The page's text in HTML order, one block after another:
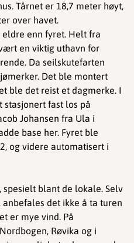
Tårnet er 18,7 meter høyt,
over havet.
eldre enn fyret. Helt fra
en viktig uthavn for
Da seilskutefarten
Det ble montert
ble det reist et dagmerke. I
stasjonert fast los på
Johansen fra Ula i
base her. Fyret ble
og videre automatisert i
blant de lokale. Selv
det ikke å ta turen
er mye vind. På
Røvika og i